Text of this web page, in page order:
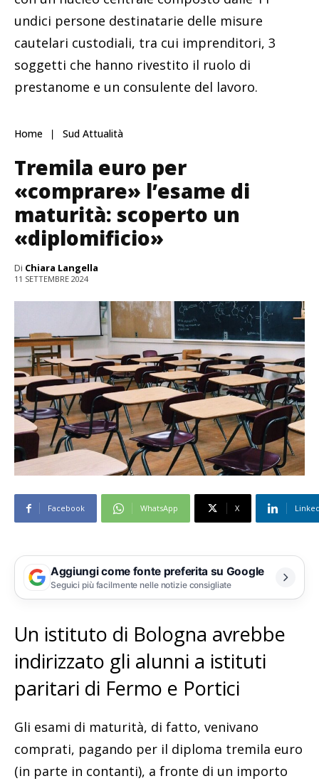
undici persone destinatarie delle misure
cautelari custodiali, tra cui imprenditori, 3
soggetti che hanno rivestito il ruolo di
prestanome e un consulente del lavoro.
Home Sud Attualità
Tremila euro per
«comprare» l’esame di
maturità: scoperto un
«diplomificio»
Di Chiara Langella
11 SETTEMBRE 2024
Facebook WhatsApp X
Aggiungi come fonte preferita su Google
Seguici più facilmente nelle notizie consigliate
Un istituto di Bologna avrebbe
indirizzato gli alunni a istituti
paritari di Fermo e Portici
Gli esami di maturità, di fatto, venivano
comprati, pagando per il diploma tremila euro
(in parte in contanti), a fronte di un importo